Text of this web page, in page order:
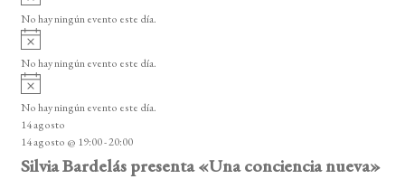
o
v
i
o
No hay ningún evento este día.
A
v
i
o
No hay ningún evento este día.
A
v
i
s
o
No hay ningún evento este día.
14 agosto
14 agosto @ 19:00-20:00
Silvia Bardelás presenta «Una conciencia nueva»